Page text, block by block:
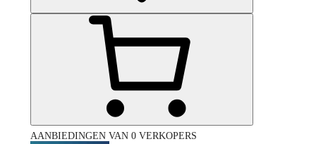
AANBIEDINGEN VAN 0 VERKOPERS